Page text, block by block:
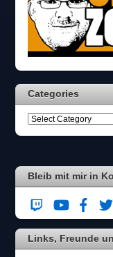
Categories
Bleib mit mir in
Links, Freunde